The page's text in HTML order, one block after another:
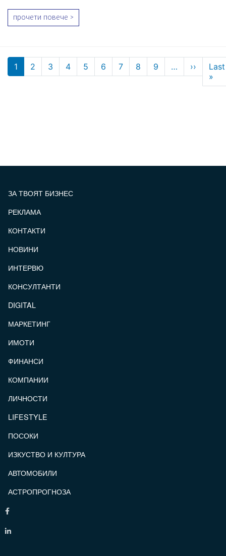
прочети повече >
Pagination
1 2 3 4 5 6 7 8 9 … ›› NextLast
»
ЗА ТВОЯТ БИЗНЕС
РЕКЛАМА
КОНТАКТИ
НОВИНИ
ИНТЕРВЮ
КОНСУЛТАНТИ
DIGITAL
МАРКЕТИНГ
ИМОТИ
ФИНАНСИ
КОМПАНИИ
ЛИЧНОСТИ
LIFESTYLE
ПОСОКИ
ИЗКУСТВО И КУЛТУРА
АВТОМОБИЛИ
АСТРОПРОГНОЗА